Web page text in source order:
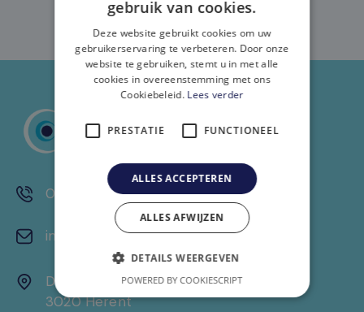
016/89 52 76
info@oogkliniekwinksele.be
Dalenstraat 2,
3020 Herent
gebruik van cookies.
Deze website gebruikt cookies om uw
gebruikerservaring te verbeteren. Door onze
website te gebruiken, stemt u in met alle
cookies in overeenstemming met ons
Cookiebeleid. Lees verder
PRESTATIE FUNCTIONEEL
ALLES ACCEPTEREN
ALLES AFWIJZEN
DETAILS WEERGEVEN
POWERED BY COOKIESCRIPT